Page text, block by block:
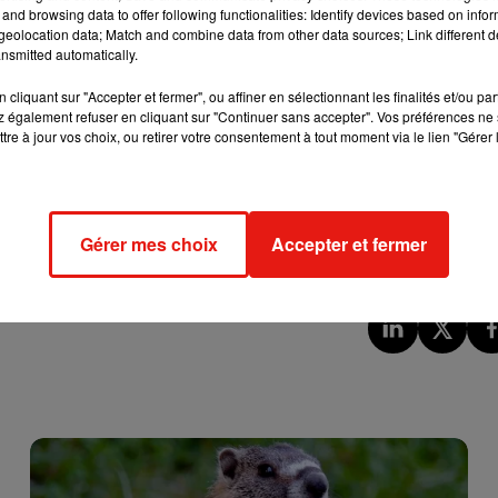
mais la très bonne nouvelle pour les fans vient d’une
browsing data to offer following functionalities: Identify devices based on
data; Match and combine data from other data sources; Link different
automatically.
cliquant sur "Accepter et fermer", ou affiner en sélectionnant les finalités et/ou
également refuser en cliquant sur "Continuer sans accepter". Vos préférences
à jour vos choix, ou retirer votre consentement à tout moment via le lien
Gérer mes choix Accepter et fermer